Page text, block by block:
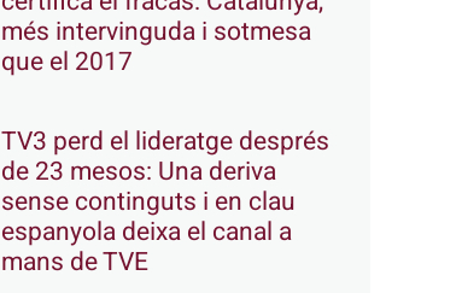
més intervinguda i sotmesa
que el 2017
TV3 perd el lideratge després
de 23 mesos: Una deriva
sense continguts i en clau
espanyola deixa el canal a
mans de TVE